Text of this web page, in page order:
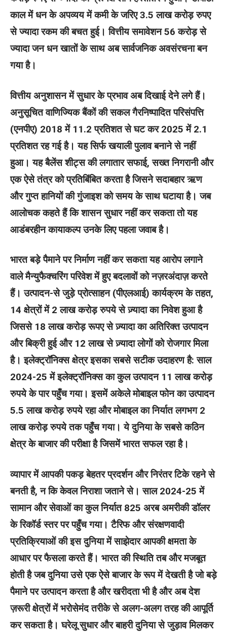
काल में धन के अपव्यय में कमी के जरिए 3.5 लाख करोड़ रुपए
से ज्यादा रकम की बचत हुई। वित्तीय समावेशन 56 करोड़ से
ज्यादा जन धन खातों के साथ अब सार्वजनिक अवसंरचना बन
गया है।
वित्तीय अनुशासन में सुधार के प्रभाव अब दिखाई देने लगे हैं।
अनुसूचित वाणिज्यिक बैंकों की सकल गैरनिष्पादित परिसंपत्ति
(एनपीए) 2018 में 11.2 प्रतिशत से घट कर 2025 में 2.1
प्रतिशत रह गई है। यह सिर्फ खयाली पुलाव बनाने से नहीं
हुआ। यह बैलेंस शीट्स की लगातार सफाई, सख्त निगरानी और
एक ऐसे तंत्र को प्रतिबिंबित करता है जिसने सदाबहार ऋण
और गुप्त हानियों की गुंजाइश को समय के साथ घटाया है। जब
आलोचक कहते हैं कि शासन सुधार नहीं कर सकता तो यह
आडंबरहीन कायाकल्प उनके लिए पहला जवाब है।
भारत बड़े पैमाने पर निर्माण नहीं कर सकता यह आरोप लगाने
वाले मैन्युफैक्चरिंग परिवेश में हुए बदलावों को नज़रअंदाज़ करते
हैं। उत्पादन-से जुड़े प्रोत्साहन (पीएलआई) कार्यक्रम के तहत,
14 क्षेत्रों में 2 लाख करोड़ रुपये से ज़्यादा का निवेश हुआ है
जिससे 18 लाख करोड़ रूपए से ज़्यादा का अतिरिक्त उत्पादन
और बिक्री हुई और 12 लाख से ज़्यादा लोगों को रोजगार मिला
है। इलेक्ट्रॉनिक्स क्षेत्र इसका सबसे सटीक उदाहरण है: साल
2024-25 में इलेक्ट्रॉनिक्स का कुल उत्पादन 11 लाख करोड़
रुपये के पार पहुँच गया। इसमें अकेले मोबाइल फोन का उत्पादन
5.5 लाख करोड़ रुपये रहा और मोबाइल का निर्यात लगभग 2
लाख करोड़ रुपये तक पहुँच गया। ये दुनिया के सबसे कठिन
क्षेत्र के बाजार की परीक्षा है जिसमें भारत सफल रहा है।
व्यापार में आपकी पकड़ बेहतर प्रदर्शन और निरंतर टिके रहने से
बनती है, न कि केवल निराशा जताने से। साल 2024-25 में
सामान और सेवाओं का कुल निर्यात 825 अरब अमरीकी डॉलर
के रिकॉर्ड स्तर पर पहुँच गया। टैरिफ और संरक्षणवादी
प्रतिक्रियाओं की इस दुनिया में साझेदार आपकी क्षमता के
आधार पर फैसला करते हैं। भारत की स्थिति तब और मजबूत
होती है जब दुनिया उसे एक ऐसे बाजार के रूप में देखती है जो बड़े
पैमाने पर उत्पादन करता है और खरीदता भी है और अब देश
ज़रूरी क्षेत्रों में भरोसेमंद तरीके से अलग-अलग तरह की आपूर्ति
कर सकता है। घरेलू सुधार और बाहरी दुनिया से जुड़ाव मिलकर